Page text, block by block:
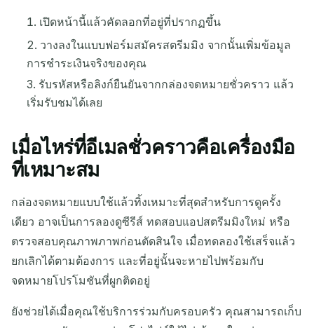
รีเฟรช
เปิดหน้านี้แล้วคัดลอกที่อยู่ที่ปรากฏขึ้น
วางลงในแบบฟอร์มสมัครสตรีมมิง จากนั้นเพิ่มข้อมูล
การชำระเงินจริงของคุณ
รับรหัสหรือลิงก์ยืนยันจากกล่องจดหมายชั่วคราว แล้ว
เริ่มรับชมได้เลย
เมื่อไหร่ที่อีเมลชั่วคราวคือเครื่องมือ
ที่เหมาะสม
กล่องจดหมายแบบใช้แล้วทิ้งเหมาะที่สุดสำหรับการดูครั้ง
เดียว อาจเป็นการลองดูซีรีส์ ทดสอบแอปสตรีมมิงใหม่ หรือ
ตรวจสอบคุณภาพภาพก่อนตัดสินใจ เมื่อทดลองใช้เสร็จแล้ว
ยกเลิกได้ตามต้องการ และที่อยู่นั้นจะหายไปพร้อมกับ
จดหมายโปรโมชันที่ผูกติดอยู่
ยังช่วยได้เมื่อคุณใช้บริการร่วมกับครอบครัว คุณสามารถเก็บ